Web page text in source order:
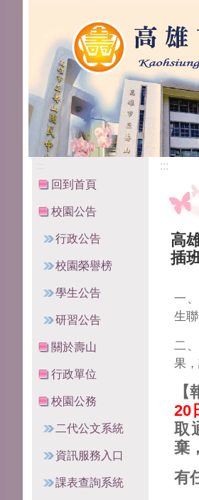
:::
回到首頁
校園公告
行政公告
校園榮譽榜
學生公告
研習公告
關於壽山
行政單位
校園公務
二代公文系統
資訊服務入口
課表查詢系統
:::
高
插
一
生
二
果
20
取
棄
有